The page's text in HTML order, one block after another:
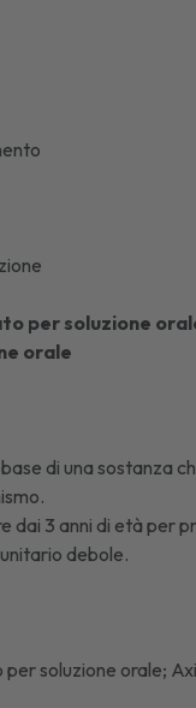
per soluzione
orale
di una sostanza
dai 3 anni di età per
debole.
soluzione orale;